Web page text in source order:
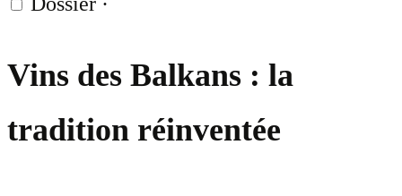
Vins des Balkans : la
tradition réinventée